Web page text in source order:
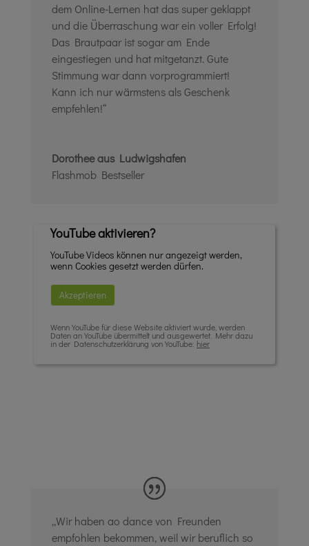
dem Online-Lernen hat das super geklappt
und die Überraschung war ein voller Erfolg!
Das Brautpaar ist sogar am Ende
eingestiegen und hat mitgetanzt. Gute
Stimmung war dann vorprogrammiert!
Kann ich nur wärmstens als Geschenk
empfehlen!“
Dorothee aus Ludwigshafen
Flashmob Bestseller
YouTube aktivieren?
YouTube Videos können nur angezeigt werden,
wenn Cookies gesetzt werden dürfen.
Akzeptieren
Wenn YouTube für diese Website aktiviert wurde, werden
Daten an YouTube übermittelt und ausgewertet. Mehr dazu
in der Datenschutzerklärung von YouTube: hier
„Wir haben ao dance von Freunden
empfohlen bekommen, weil wir beruflich so